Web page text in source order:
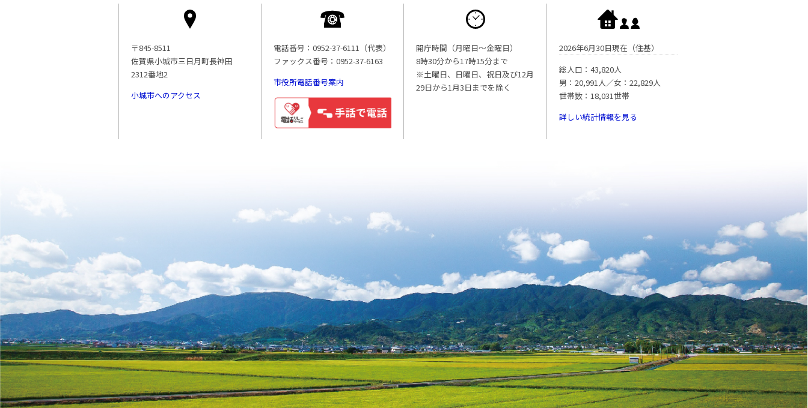
〒845-8511
佐賀県小城市三日月町長神田
2312番地2
小城市へのアクセス
電話番号：0952-37-6111（代表）
ファックス番号：0952-37-6163
市役所電話番号案内
開庁時間（月曜日〜金曜日）
8時30分から17時15分まで
※土曜日、日曜日、祝日及び12月
29日から1月3日までを除く
2026年6月30日現在（住基）
総人口：43,820人
男：20,991人／女：22,829人
世帯数：18,031世帯
詳しい統計情報を見る